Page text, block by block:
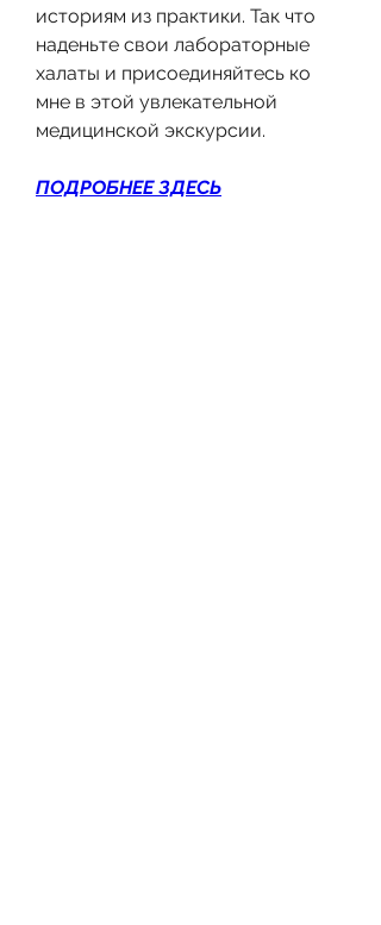
историям из практики. Так что
наденьте свои лабораторные
халаты и присоединяйтесь ко
мне в этой увлекательной
медицинской экскурсии.
ПОДРОБНЕЕ ЗДЕСЬ